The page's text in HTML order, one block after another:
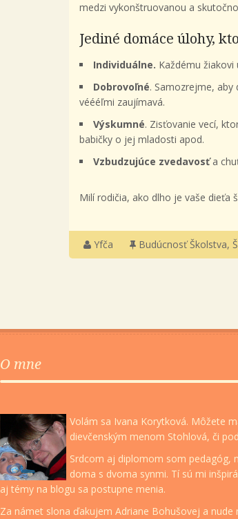
medzi vykonštruovanou a
Jediné domáce úlohy,
Individuálne. Každému
Dobrovoľné. Samozrejme,
véééľmi zaujímavá.
Výskumné. Zisťovanie vecí,
babičky o jej mladosti apod.
Vzbudzujúce zvedavosťa
Milí rodičia, ako dlho je vaše dieťa
Yfča Budúcnosť Školstva,
O mne
Volám sa Ivana Korytková. Môžete
dievčenským menom Stohlová, či
Srdcom aj diplomom som pedagóg,
doma s dvoma synmi. Tí sú mi
aj témy na blogu sa postupne menia.
Za námet slona ďakujem Adriane Bohušovej a nude